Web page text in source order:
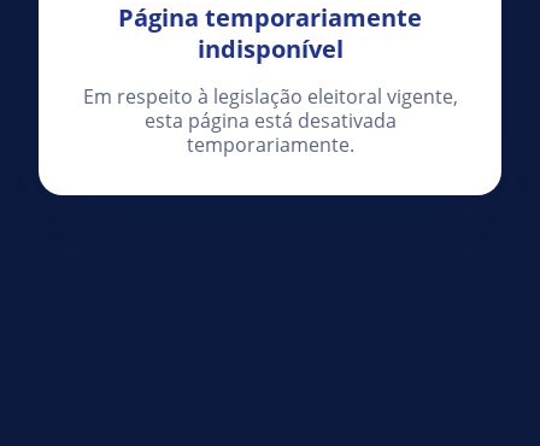
Página temporariamente
indisponível
Em respeito à legislação eleitoral vigente,
esta página está desativada
temporariamente.